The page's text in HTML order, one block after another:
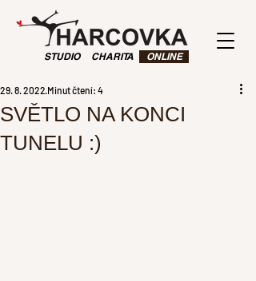
STUDIO CHARITA ONLINE
SVĚTLO NA KONCI
TUNELU :)
29. 8. 2022 Minut čtení: 4